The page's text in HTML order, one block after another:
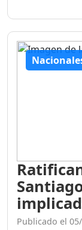
Publicado el